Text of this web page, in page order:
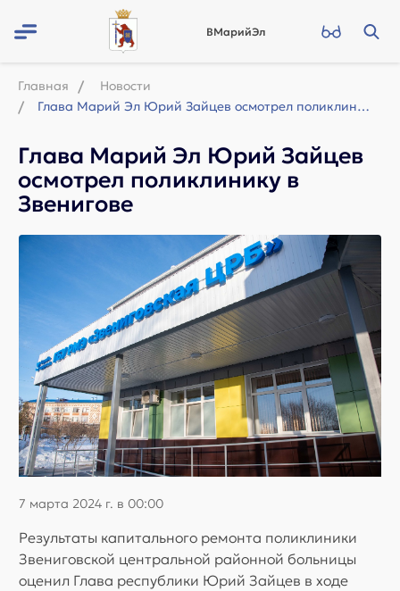
ВМарийЭл
Главная
Новости
Глава Марий Эл Юрий Зайцев осмотрел поликлинику в Звенигове
Глава Марий Эл Юрий Зайцев
осмотрел поликлинику в
Звенигове
7 марта 2024 г. в 00:00
Результаты капитального ремонта поликлиники
Звениговской центральной районной больницы
оценил Глава республики Юрий Зайцев в ходе